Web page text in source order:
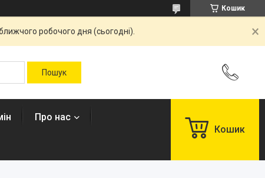
Кошик
робочого дня (сьогодні).
Про нас
Кошик